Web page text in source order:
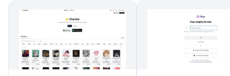
написании, решении проблем
и многом другом.